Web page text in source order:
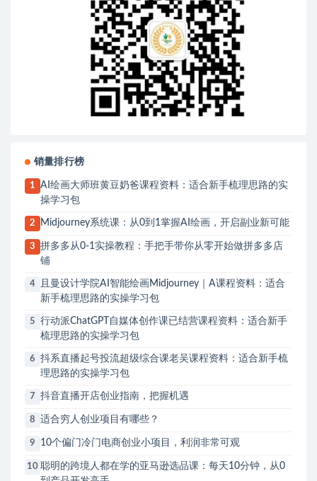
销量排行榜
1
AI绘画大师班黄豆奶爸课程资料：适合新手梳理思路的实
操学习包
2 Midjourney系统课：从0到1掌握AI绘画，开启副业新可能
3
拼多多从0-1实操教程：手把手带你从零开始做拼多多店
铺
4
且曼设计学院AI智能绘画Midjourney｜A课程资料：适合
新手梳理思路的实操学习包
5
行动派ChatGPT自媒体创作课已结营课程资料：适合新手
梳理思路的实操学习包
6
抖系直播起号投流超级综合课老吴课程资料：适合新手梳
理思路的实操学习包
7 抖音直播开店创业指南，把握机遇
8 适合穷人创业项目有哪些？
9 10个偏门冷门电商创业小项目，利润非常可观
10 聪明的跨境人都在学的亚马逊选品课：每天10分钟，从0